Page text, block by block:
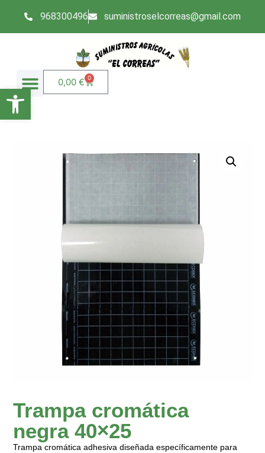
Abrir barra de herramientas
968300496 suministroselcorreas@gmail.com
0,00 € 0
Trampa cromática
negra 40×25
Trampa cromática adhesiva diseñada específicamente para